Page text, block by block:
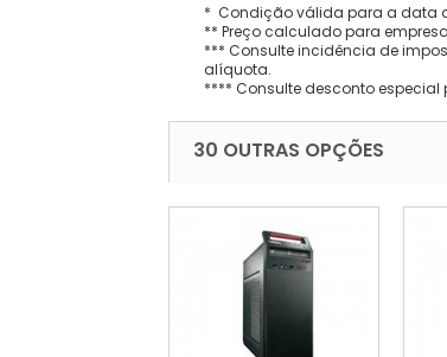
* Condição válida para a data
** Preço calculado para
*** Consulte incidência de
alíquota.
**** Consulte desconto
30 OUTRAS OPÇÕES